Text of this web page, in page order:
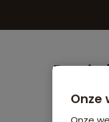
Onze